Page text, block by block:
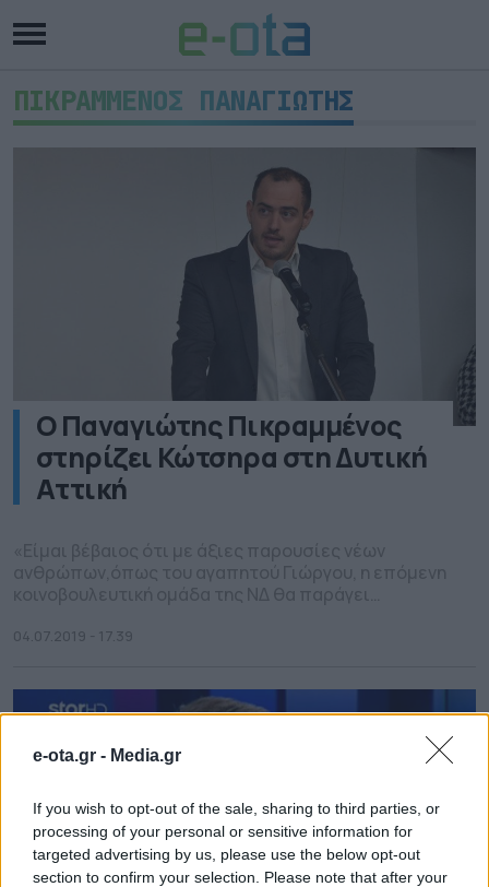
e-ota.gr - Media.gr
If you wish to opt-out of the sale, sharing to third parties, or
processing of your personal or sensitive information for
targeted advertising by us, please use the below opt-out
section to confirm your selection. Please note that after your
ΠΙΚΡΑΜΜΕΝΟΣ ΠΑΝΑΓΙΩΤΗΣ
O Παναγιώτης Πικραμμένος
στηρίζει Κώτσηρα στη Δυτική
Αττική
Πικραμμένος στηρίζει θερμά την υποψηφιότητα
Ο τέως Πρωθυπουργός, Πρόεδρος ε.τ. του ΣτΕ και
04.07.2019 - 17.39